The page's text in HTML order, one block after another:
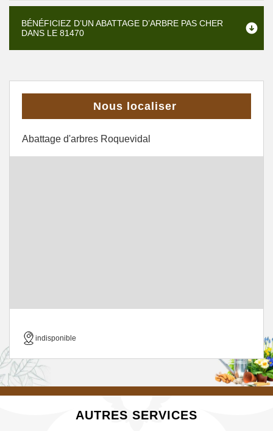
BÉNÉFICIEZ D’UN ABATTAGE D’ARBRE PAS CHER
DANS LE 81470
Nous localiser
Abattage d'arbres Roquevidal
indisponible
AUTRES SERVICES